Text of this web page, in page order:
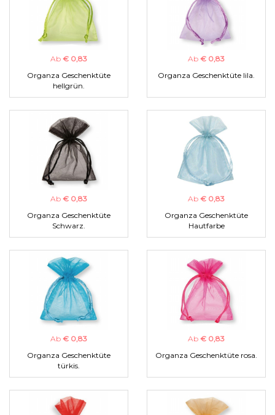
Ab € 0,83
Organza Geschenktüte
hellgrün.
Ab € 0,83
Organza Geschenktüte lila.
Ab € 0,83
Organza Geschenktüte
Schwarz.
Ab € 0,83
Organza Geschenktüte
Hautfarbe
Ab € 0,83
Organza Geschenktüte
türkis.
Ab € 0,83
Organza Geschenktüte rosa.